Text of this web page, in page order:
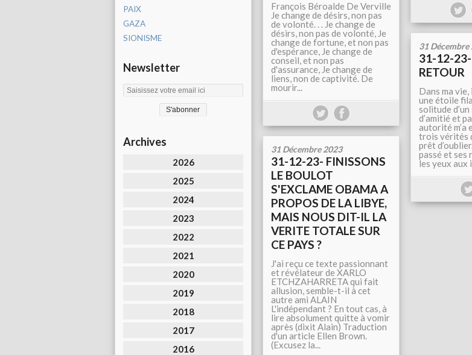
PAIX
GAZA
SIONISME
Newsletter
Archives
2026
2025
2024
2023
2022
2021
2020
2019
2018
2017
2016
François Béroalde De Verville
Je change de désirs, non pas
de volonté. . . Je change de
désirs, non pas de volonté, Je
change de fortune, et non pas
d'espérance, Je change de
conseil, et non pas
d'assurance, Je change de
liens, non de captivité. De
mourir...
31 Décembre
31-12-23-
RETOUR
Dans ma
une étoile
solitude
d’amitié et
autorité m’a
trois vérités
prêt
passé et ses
les yeux aux
31 Décembre 2023
31-12-23- FINISSONS
LE BOULOT
S'EXCLAME OBAMA A
PROPOS DE LA LIBYE,
MAIS NOUS DIT-IL LA
VERITE TOTALE SUR
CE PAYS ?
J'ai reçu ce texte passionnant
et révélateur de XARLO
ETCHZAHARRETA qui fait
allusion, semble-t-il à cet
autre ami ALAIN
L'indépendant ? En tout cas, à
lire absolument quitte à vomir
après (dixit Alain) Traduction
d'un article Ellen Brown.
(Excusez la...